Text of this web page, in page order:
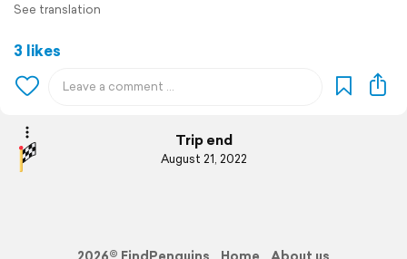
See translation
3 likes
Trip end
August 21, 2022